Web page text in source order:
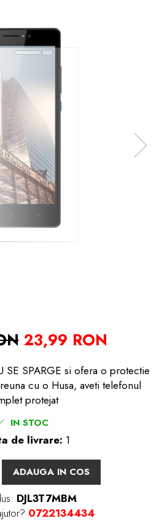
23,99 RON
SE SPARGE si ofera o protectie
cu o Husa, aveti telefonul
protejat
IN STOC
de livrare: 1
ADAUGA IN COS
DJL3T7MBM
0722134434